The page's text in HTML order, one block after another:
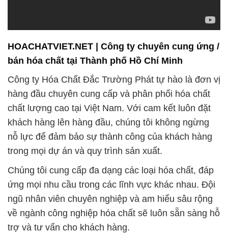
HOACHATVIET.NET | Công ty chuyên cung ứng /
bán hóa chất tại Thành phố Hồ Chí Minh
Công ty Hóa Chất Đắc Trường Phát tự hào là đơn vị
hàng đầu chuyên cung cấp và phân phối hóa chất
chất lượng cao tại Việt Nam. Với cam kết luôn đặt
khách hàng lên hàng đầu, chúng tôi không ngừng
nỗ lực để đảm bảo sự thành công của khách hàng
trong mọi dự án và quy trình sản xuất.
Chúng tôi cung cấp đa dạng các loại hóa chất, đáp
ứng mọi nhu cầu trong các lĩnh vực khác nhau. Đội
ngũ nhân viên chuyên nghiệp và am hiểu sâu rộng
về ngành công nghiệp hóa chất sẽ luôn sẵn sàng hỗ
trợ và tư vấn cho khách hàng.